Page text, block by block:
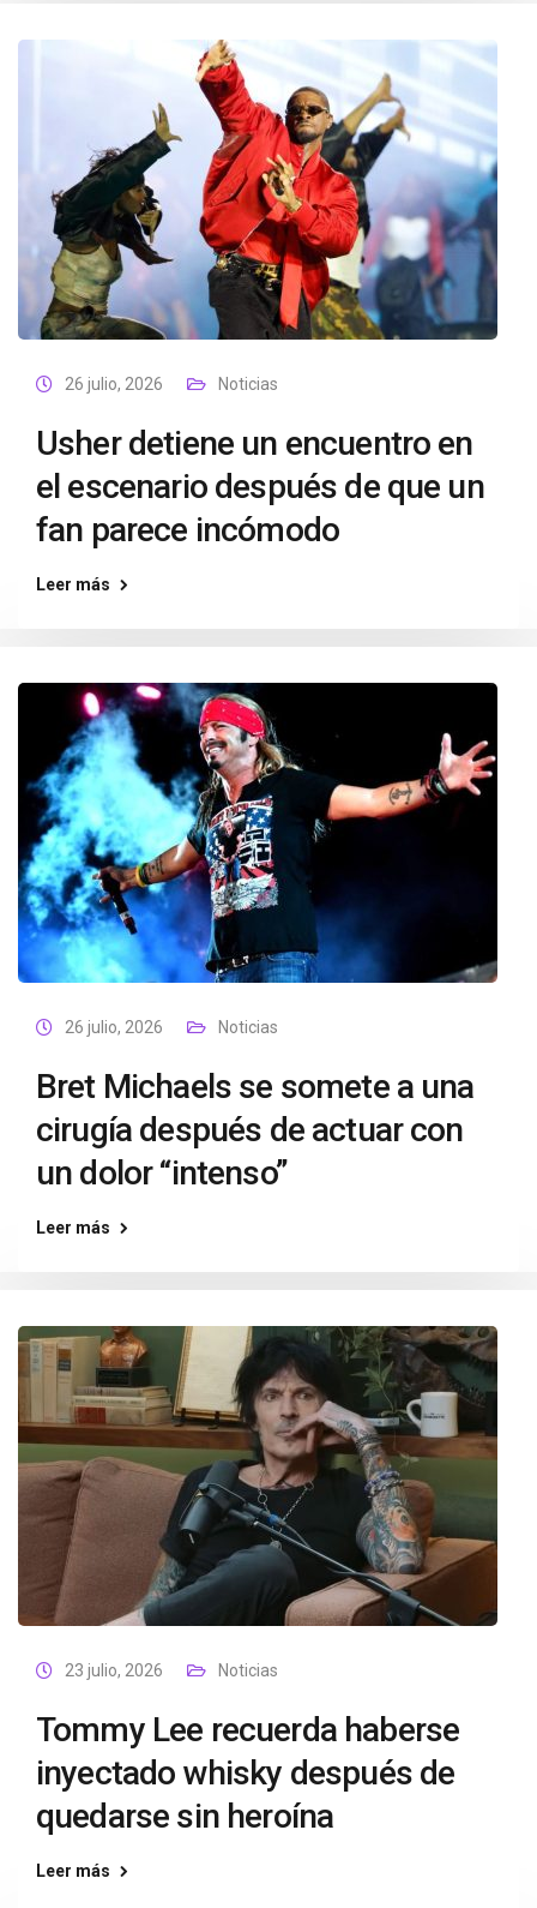
26 julio, 2026 Noticias
Usher detiene un encuentro en
el escenario después de que un
fan parece incómodo
Leer más
26 julio, 2026 Noticias
Bret Michaels se somete a una
cirugía después de actuar con
un dolor “intenso”
Leer más
23 julio, 2026 Noticias
Tommy Lee recuerda haberse
inyectado whisky después de
quedarse sin heroína
Leer más